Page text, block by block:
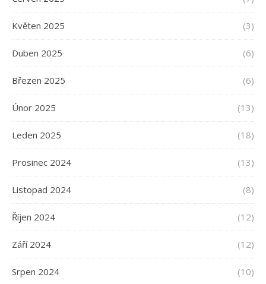
Květen 2025 (3)
Duben 2025 (6)
Březen 2025 (6)
Únor 2025 (13)
Leden 2025 (18)
Prosinec 2024 (13)
Listopad 2024 (8)
Říjen 2024 (12)
Září 2024 (12)
Srpen 2024 (10)